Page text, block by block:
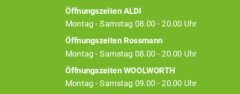
Öffnungszeiten ALDI
Montag - Samstag 08.00 - 20.00 Uhr
Öffnungszeiten Rossmann
Montag - Samstag 08.00 - 20.00 Uhr
Öffnungszeiten WOOLWORTH
Montag - Samstag 09.00 - 20.00 Uhr